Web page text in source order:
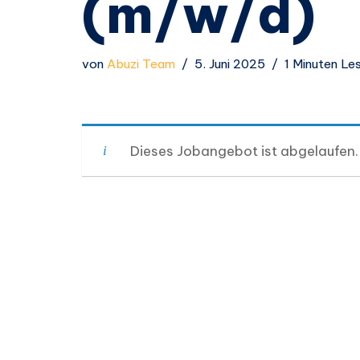
(m/w/d)
von Abuzi Team 5. Juni 2025 1 Minuten
Dieses Jobangebot ist abgelaufen.